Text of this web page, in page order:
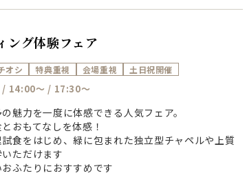
ング体験フェア
オシ 特典重視 会場重視 土日祝開催
14:00～ / 17:30～
魅力を一度に体感できる人気フェア。
おもてなしを体感！
食をはじめ、緑に包まれた独立型チャペルや上質
ただけます
ふたりにおすすめです